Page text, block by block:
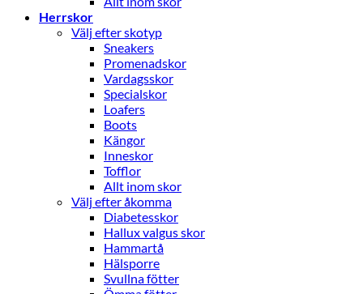
Herrskor
Välj efter skotyp
Sneakers
Promenadskor
Vardagsskor
Specialskor
Loafers
Boots
Kängor
Inneskor
Tofflor
Allt inom skor
Välj efter åkomma
Diabetesskor
Hallux valgus skor
Hammartå
Hälsporre
Svullna fötter